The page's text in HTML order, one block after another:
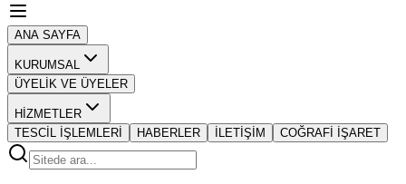
ANA SAYFA
KURUMSAL
ÜYELİK VE ÜYELER
HİZMETLER
TESCİL İŞLEMLERİ
HABERLER İLETİŞİM COĞRAFİ İŞARET